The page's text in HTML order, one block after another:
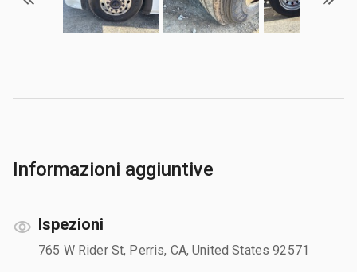
Informazioni aggiuntive
Ispezioni
765 W Rider St, Perris, CA, United States 92571